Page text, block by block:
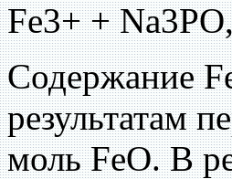
Fe3+ +
Содержание
результатам
моль FeO. В